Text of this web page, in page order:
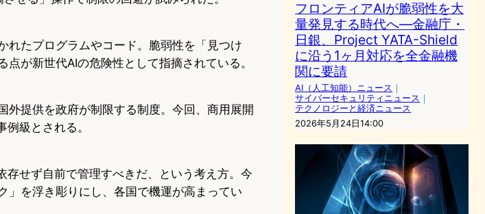
れたプログラムやコード。脆弱性を「見つけ
が新世代AIの危険性として指摘されている。
外提供を政府が制限する制度。今回、商用展開
級とされる。
存せず自前で管理すべきだ、という考え方。今
」を浮き彫りにし、各国で機運が高まってい
フロンティアAIが脆弱性を大
量発見する時代へ—金融庁・
日銀、Project YATA-Shield
に沿う1ヶ月対応を全金融機
関に要請
AI（人工知能）ニュース ｜
サイバーセキュリティニュース ｜
テクノロジーと経済ニュース
2026年5月24日14:00